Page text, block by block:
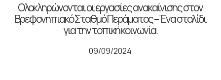
Ολοκληρώνονται οι εργασίες ανακαίνισης στον
Βρεφονηπιακό Σταθμό Περάματος – Ένα στολίδι
για την τοπική κοινωνία.
09/09/2024